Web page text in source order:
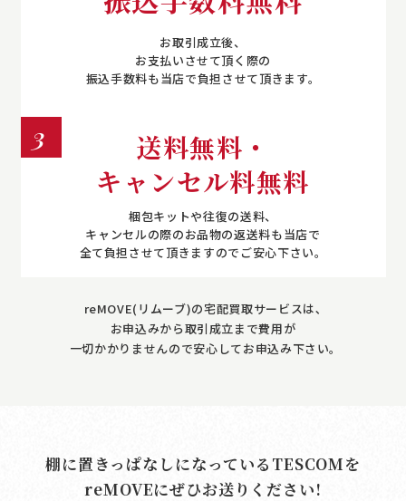
お取引成立後、
お支払いさせて頂く際の
振込手数料も当店で負担させて頂きます。
3
送料無料・
キャンセル料無料
梱包キットや往復の送料、
キャンセルの際のお品物の返送料も当店で
全て負担させて頂きますのでご安心下さい。
reMOVE(リムーブ)の宅配買取サービスは､
お申込みから取引成立まで費用が
一切かかりませんので安心してお申込み下さい｡
棚に置きっぱなしになっているTESCOMを
reMOVEにぜひお送りください!